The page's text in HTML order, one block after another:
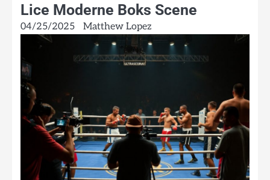
Lice Moderne Boks Scene
04/25/2025 Matthew Lopez